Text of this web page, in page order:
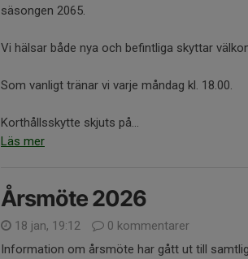
säsongen 2065.
Vi hälsar både nya och befintliga skyttar
Som vanligt tränar vi varje måndag kl. 18.00.
Korthållsskytte skjuts på...
Läs mer
Årsmöte 2026
18 jan, 19:12
0 kommentarer
Information om årsmöte har gått ut till